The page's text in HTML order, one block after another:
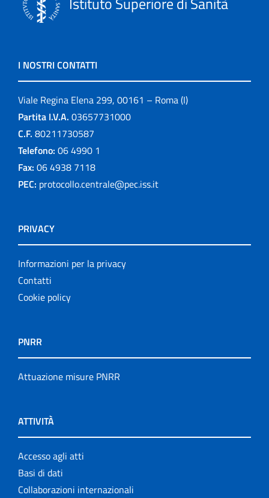
I NOSTRI CONTATTI
Viale Regina Elena 299, 00161 – Roma (I)
Partita I.V.A. 03657731000
C.F. 80211730587
Telefono: 06 4990 1
Fax: 06 4938 7118
PEC: protocollo.centrale@pec.iss.it
PRIVACY
Informazioni per la privacy
Contatti
Cookie policy
PNRR
Attuazione misure PNRR
ATTIVITÀ
Accesso agli atti
Basi di dati
Collaborazioni internazionali